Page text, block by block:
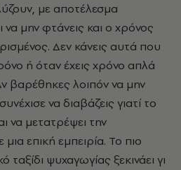
με αποτέλεσμα
μην φτάνεις και ο χρόνος
Δεν κάνεις αυτά που
ή όταν έχεις χρόνο απλά
βαρέθηκες λοιπόν να μην
να διαβάζεις γιατίτο
να μετατρέψει την
επική εμπειρία. To πιο
ψυχαγωγίας ξεκινάει γι